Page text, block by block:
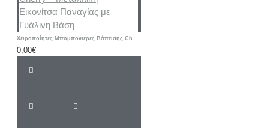
Χειροποίητες Μπομπονιέρες Βάπτισης Cherry – Μεταλλική Εικονίτσα Παναγίας με Γυάλινη Βάση
0,00€